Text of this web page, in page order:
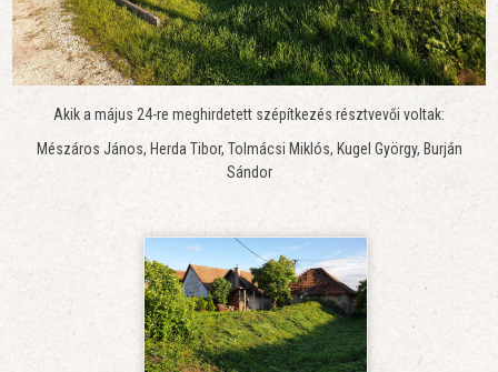
Akik a május 24-re meghirdetett szépítkezés résztvevői voltak:
Mészáros János, Herda Tibor, Tolmácsi Miklós, Kugel György, Burján
Sándor